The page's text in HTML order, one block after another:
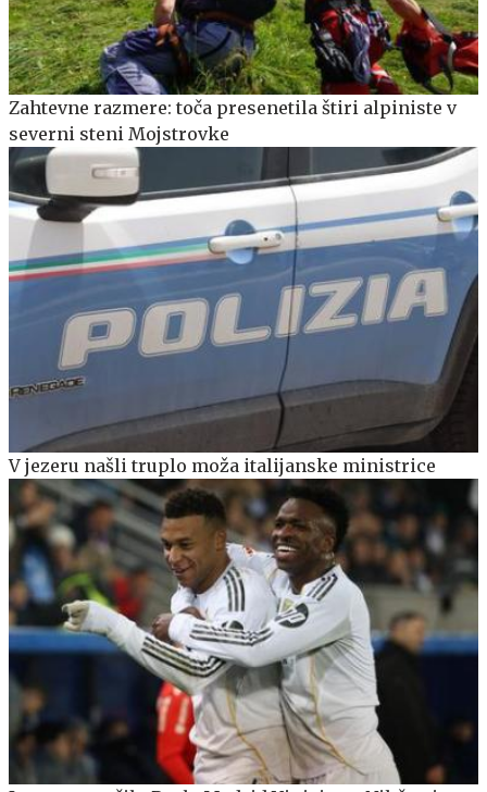
Zahtevne razmere: toča presenetila štiri alpiniste v
severni steni Mojstrovke
V jezeru našli truplo moža italijanske ministrice